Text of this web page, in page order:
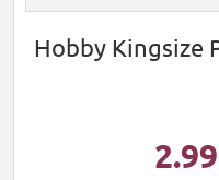
Hobby Kingsize